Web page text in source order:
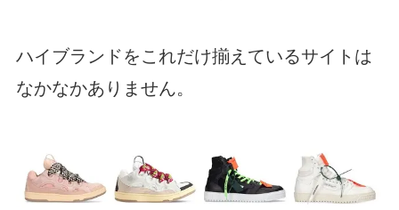
ハイブランドをこれだけ揃えているサイトは
なかなかありません。